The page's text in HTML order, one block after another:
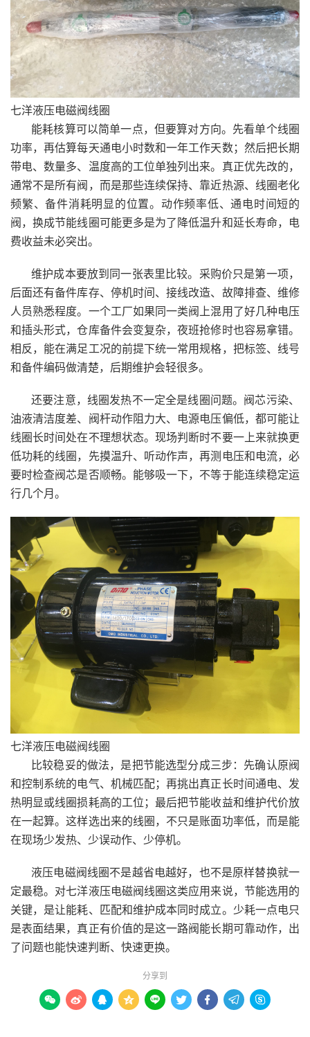
七洋液压电磁阀线圈
能耗核算可以简单一点，但要算对方向。先看单个线圈
功率，再估算每天通电小时数和一年工作天数；然后把长期
带电、数量多、温度高的工位单独列出来。真正优先改的，
通常不是所有阀，而是那些连续保持、靠近热源、线圈老化
频繁、备件消耗明显的位置。动作频率低、通电时间短的
阀，换成节能线圈可能更多是为了降低温升和延长寿命，电
费收益未必突出。
维护成本要放到同一张表里比较。采购价只是第一项，
后面还有备件库存、停机时间、接线改造、故障排查、维修
人员熟悉程度。一个工厂如果同一类阀上混用了好几种电压
和插头形式，仓库备件会变复杂，夜班抢修时也容易拿错。
相反，能在满足工况的前提下统一常用规格，把标签、线号
和备件编码做清楚，后期维护会轻很多。
还要注意，线圈发热不一定全是线圈问题。阀芯污染、
油液清洁度差、阀杆动作阻力大、电源电压偏低，都可能让
线圈长时间处在不理想状态。现场判断时不要一上来就换更
低功耗的线圈，先摸温升、听动作声，再测电压和电流，必
要时检查阀芯是否顺畅。能够吸一下，不等于能连续稳定运
行几个月。
七洋液压电磁阀线圈
比较稳妥的做法，是把节能选型分成三步：先确认原阀
和控制系统的电气、机械匹配；再挑出真正长时间通电、发
热明显或线圈损耗高的工位；最后把节能收益和维护代价放
在一起算。这样选出来的线圈，不只是账面功率低，而是能
在现场少发热、少误动作、少停机。
液压电磁阀线圈不是越省电越好，也不是原样替换就一
定最稳。对七洋液压电磁阀线圈这类应用来说，节能选用的
关键，是让能耗、匹配和维护成本同时成立。少耗一点电只
是表面结果，真正有价值的是这一路阀能长期可靠动作，出
了问题也能快速判断、快速更换。
分享到
        